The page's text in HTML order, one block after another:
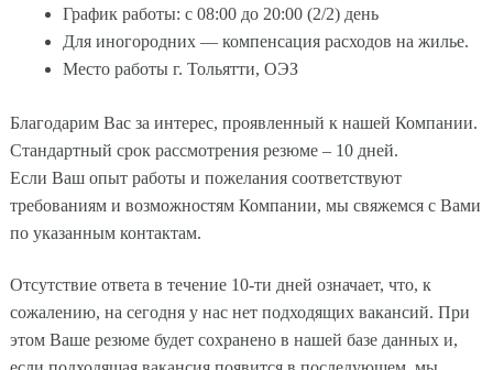
График работы: с 08:00 до 20:00 (2/2) день
Для иногородних — компенсация расходов на жилье.
Место работы г. Тольятти, ОЭЗ
Благодарим Вас за интерес, проявленный к нашей Компании.
Стандартный срок рассмотрения резюме – 10 дней.
Если Ваш опыт работы и пожелания соответствуют
требованиям и возможностям Компании, мы свяжемся с Вами
по указанным контактам.
Отсутствие ответа в течение 10-ти дней означает, что, к
сожалению, на сегодня у нас нет подходящих вакансий. При
этом Ваше резюме будет сохранено в нашей базе данных и,